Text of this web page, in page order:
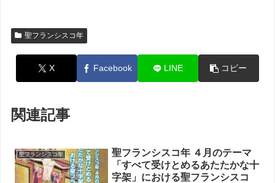
聖フランシスコ年
X Facebook LINE コピー
関連記事
聖フランシスコ年
聖フランシスコ年 ４月のテーマ
「すべて受けとめるあたたかな十
字架」における聖フランシスコ